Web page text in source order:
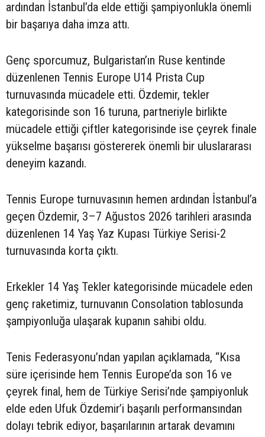
ardından İstanbul’da elde ettiği şampiyonlukla önemli
bir başarıya daha imza attı.
Genç sporcumuz, Bulgaristan’ın Ruse kentinde
düzenlenen Tennis Europe U14 Prista Cup
turnuvasında mücadele etti. Özdemir, tekler
kategorisinde son 16 turuna, partneriyle birlikte
mücadele ettiği çiftler kategorisinde ise çeyrek finale
yükselme başarısı göstererek önemli bir uluslararası
deneyim kazandı.
Tennis Europe turnuvasının hemen ardından İstanbul’a
geçen Özdemir, 3–7 Ağustos 2026 tarihleri arasında
düzenlenen 14 Yaş Yaz Kupası Türkiye Serisi-2
turnuvasında korta çıktı.
Erkekler 14 Yaş Tekler kategorisinde mücadele eden
genç raketimiz, turnuvanın Consolation tablosunda
şampiyonluğa ulaşarak kupanın sahibi oldu.
Tenis Federasyonu’ndan yapılan açıklamada, “Kısa
süre içerisinde hem Tennis Europe’da son 16 ve
çeyrek final, hem de Türkiye Serisi’nde şampiyonluk
elde eden Ufuk Özdemir’i başarılı performansından
dolayı tebrik ediyor, başarılarının artarak devamını